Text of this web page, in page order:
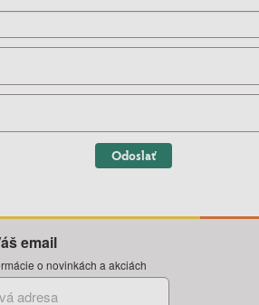
Odoslať
email
o novinkách a akciách